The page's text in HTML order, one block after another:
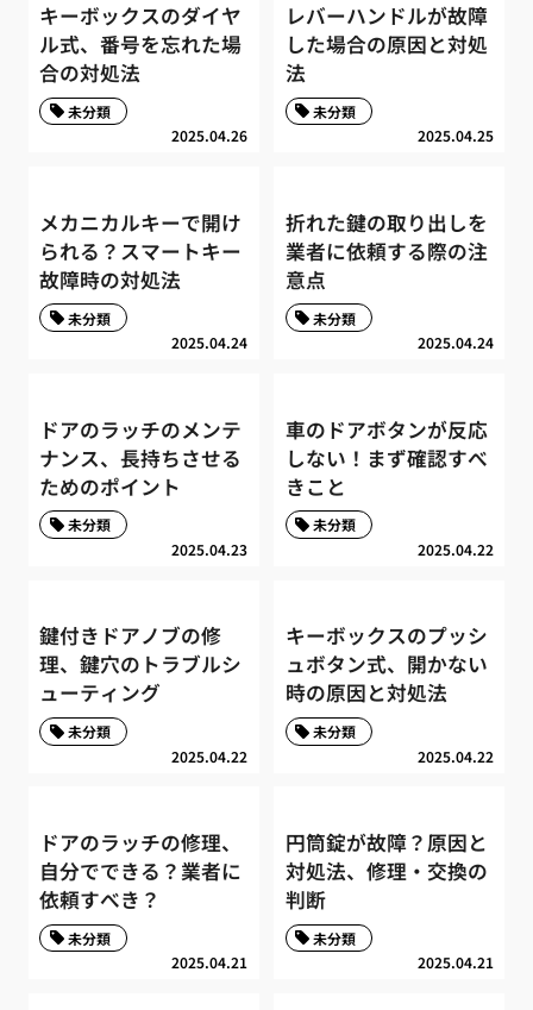
キーボックスのダイヤ
ル式、番号を忘れた場
合の対処法
2025.04.26
未分類
レバーハンドルが故障
した場合の原因と対処
法
2025.04.25
未分類
メカニカルキーで開け
られる？スマートキー
故障時の対処法
2025.04.24
未分類
折れた鍵の取り出しを
業者に依頼する際の注
意点
2025.04.24
未分類
ドアのラッチのメンテ
ナンス、長持ちさせる
ためのポイント
2025.04.23
未分類
車のドアボタンが反応
しない！まず確認すべ
きこと
2025.04.22
未分類
鍵付きドアノブの修
理、鍵穴のトラブルシ
ューティング
2025.04.22
未分類
キーボックスのプッシ
ュボタン式、開かない
時の原因と対処法
2025.04.22
未分類
ドアのラッチの修理、
自分でできる？業者に
依頼すべき？
2025.04.21
未分類
円筒錠が故障？原因と
対処法、修理・交換の
判断
2025.04.21
未分類